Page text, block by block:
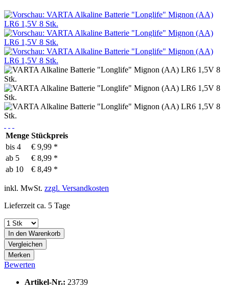
Menge Stückpreis
bis 4
€ 9,99 *
ab 5
€ 8,99 *
ab 10 € 8,49 *
inkl. MwSt. zzgl. Versandkosten
Lieferzeit ca. 5 Tage
In den Warenkorb
Vergleichen
Merken
Bewerten
Artikel-Nr.: 23739